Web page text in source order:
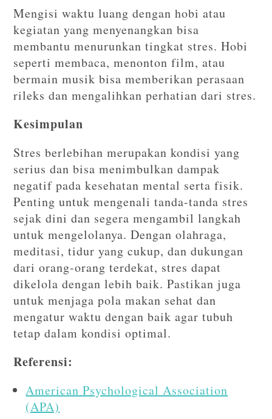
Mengisi waktu luang dengan hobi atau
kegiatan yang menyenangkan bisa
membantu menurunkan tingkat stres. Hobi
seperti membaca, menonton film, atau
bermain musik bisa memberikan perasaan
rileks dan mengalihkan perhatian dari stres.
Kesimpulan
Stres berlebihan merupakan kondisi yang
serius dan bisa menimbulkan dampak
negatif pada kesehatan mental serta fisik.
Penting untuk mengenali tanda-tanda stres
sejak dini dan segera mengambil langkah
untuk mengelolanya. Dengan olahraga,
meditasi, tidur yang cukup, dan dukungan
dari orang-orang terdekat, stres dapat
dikelola dengan lebih baik. Pastikan juga
untuk menjaga pola makan sehat dan
mengatur waktu dengan baik agar tubuh
tetap dalam kondisi optimal.
Referensi:
American Psychological Association
(APA)